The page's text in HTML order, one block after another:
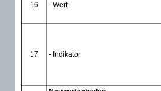
16 - Wert
17 - Indikator